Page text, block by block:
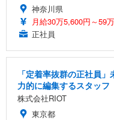
神奈川県
月給30万5,600円～59
正社員
「定着率抜群の正社員
力的に編集するスタッフ
株式会社RIOT
東京都